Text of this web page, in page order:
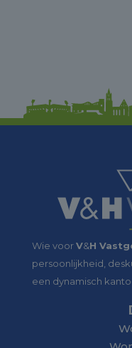
Wie voorV&H
persoonlijkheid,
een dynamisch